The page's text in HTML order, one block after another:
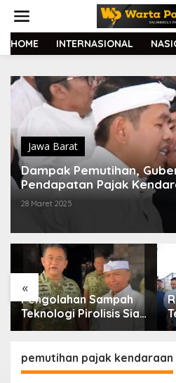
t
HOME INTERNASIONAL
Jawa Barat
Dampak Pemutihan,
Pendapatan Pajak
50 Miliar
28 Maret 2025
«
Pengolahan Sampah
Teknologi Pirolisis Siap
Barat
pemutihan pajak kendaraan